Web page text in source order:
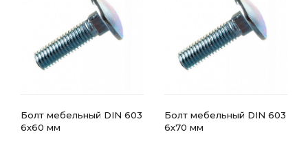
Болт мебельный DIN 603
6х60 мм
Болт мебельный DIN 603
6х70 мм